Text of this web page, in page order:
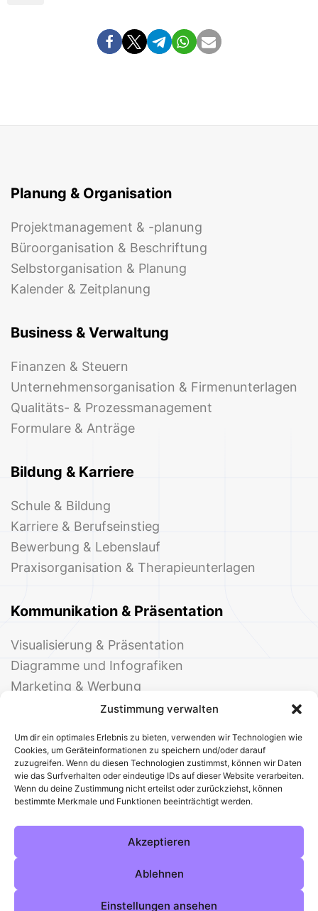
Zustimmung verwalten
Um dir ein optimales Erlebnis zu bieten, verwenden wir Technologien wie
Cookies, um Geräteinformationen zu speichern und/oder darauf
zuzugreifen. Wenn du diesen Technologien zustimmst, können wir Daten
wie das Surfverhalten oder eindeutige IDs auf dieser Website verarbeiten.
Wenn du deine Zustimmung nicht erteilst oder zurückziehst, können
bestimmte Merkmale und Funktionen beeinträchtigt werden.
Akzeptieren
Ablehnen
Einstellungen ansehen
Planung & Organisation
Projektmanagement & -planung
Büroorganisation & Beschriftung
Selbstorganisation & Planung
Kalender & Zeitplanung
Business & Verwaltung
Finanzen & Steuern
Unternehmensorganisation & Firmenunterlagen
Qualitäts- & Prozessmanagement
Formulare & Anträge
Bildung & Karriere
Schule & Bildung
Karriere & Berufseinstieg
Bewerbung & Lebenslauf
Praxisorganisation & Therapieunterlagen
Kommunikation & Präsentation
Visualisierung & Präsentation
Diagramme und Infografiken
Marketing & Werbung
Events & Einladungen
© 2025 Deine Welt der Office-Vorlagen
Alle VorlagenÜber unsKontakt
DatenschutzCookies